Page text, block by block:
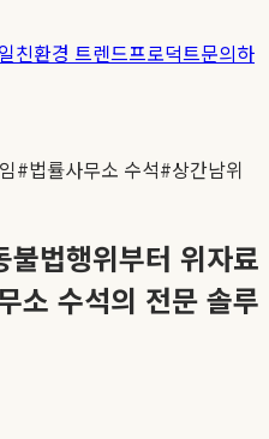
친환경 트렌드프로덕트문의하
#법률사무소 수석#상간남위
법행위부터 위자료
소 수석의 전문 솔루